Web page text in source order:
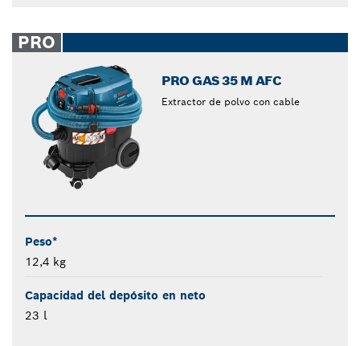
PRO
PRO GAS 35 M AFC
Extractor de polvo con cable
Peso*
12,4 kg
Capacidad del depósito en neto
23 l